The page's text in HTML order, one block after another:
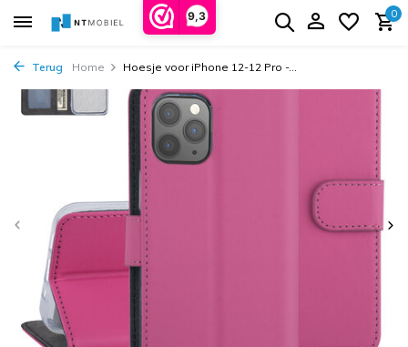
9,3 0
Terug Home Hoesje voor iPhone 12-12 Pro -...